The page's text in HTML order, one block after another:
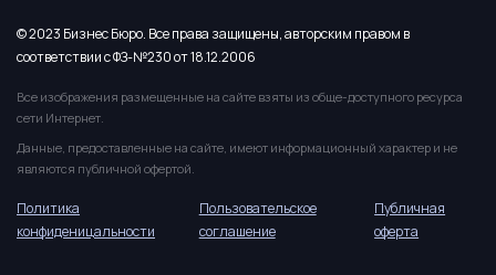
© 2023 Бизнес Бюро. Все права защищены, авторским правом в
соответствии с ФЗ-№230 от 18.12.2006
Все изображения размещенные на сайте взяты из обще-доступного ресурса
сети Интернет.
Данные, предоставленные на сайте, имеют информационный характер и не
являются публичной офертой.
Политика
конфиденицальности
Пользовательское
соглашение
Публичная
оферта